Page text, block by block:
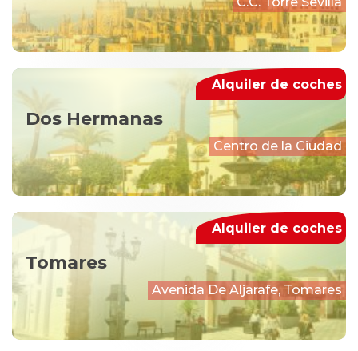
Dos Hermanas
Centro de la Ciudad
Alquiler de coches
Tomares
Avenida De Aljarafe, Tomares
Alquiler de coches